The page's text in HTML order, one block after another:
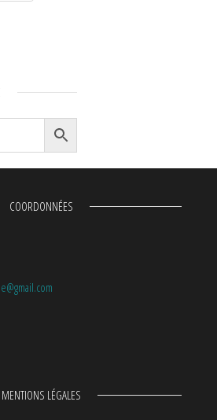
COORDONNÉES
MENTIONS LÉGALES